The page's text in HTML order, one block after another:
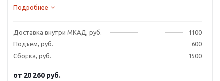
дизайнерами, наполнят дом уютом и комфортом.
Подробнее
Доставка внутри МКАД, руб.
1100
Подъем, руб.
600
Сборка, руб.
1500
от 20 260 руб.